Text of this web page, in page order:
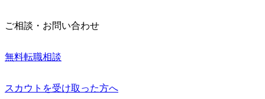
ご相談・お問い合わせ
無料転職相談
スカウトを受け取った方へ